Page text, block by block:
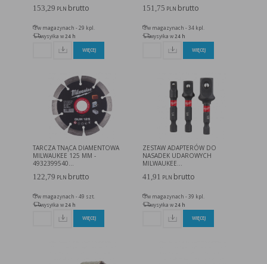
153,29 PLN brutto
w magazynach - 29 kpl.
wysyłka w 24 h
WIĘCEJ
151,75 PLN brutto
w magazynach - 34 kpl.
wysyłka w 24 h
WIĘCEJ
TARCZA TNĄCA DIAMENTOWA
MILWAUKEE 125 MM -
4932399540...
122,79 PLN brutto
w magazynach - 49 szt.
wysyłka w 24 h
WIĘCEJ
ZESTAW ADAPTERÓW DO
NASADEK UDAROWYCH
MILWAUKEE...
41,91 PLN brutto
w magazynach - 39 kpl.
wysyłka w 24 h
WIĘCEJ